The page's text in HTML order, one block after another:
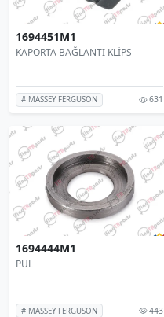
1694451M1
KAPORTA BAĞLANTI KLİPS
# MASSEY FERGUSON 631
1694444M1
PUL
# MASSEY FERGUSON 443